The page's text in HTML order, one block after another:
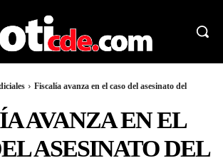
Fiscalía avanza en el caso del asesinato del
AVANZA EN EL
ASESINATO DEL